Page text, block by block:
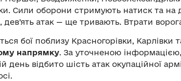
Сили оборони стримують натиск та на
дев’ять атак — ще тривають. Втрати
бої поблизу Красногорівки, Карлівки
напрямку. За уточненою
день відбито шість атак окупаційної